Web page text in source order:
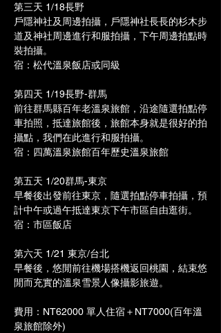
第三天 1/18長野
戶隱神社及周邊拍攝，戶隱神社長長的杉木步
道及神社周邊進行和服拍攝，下午周邊拍點時
裝拍攝。
宿：松代溫泉飯店或同級
第四天 1/19長野-群馬
前往群馬縣百年老溫泉旅館，沿途隨選拍點停
車拍照，抵達旅館後，旅館本身就是很好的拍
攝點，我們在此進行和服拍攝。
宿：四萬溫泉旅館百年歷史溫泉旅館
第五天 1/20群馬-東京
早餐後出發前往東京，隨選拍點停車拍攝，預
計中午或過午抵達東京下午市區自由逛街。
宿：市區飯店
第六天 1/21 東京/台北
早餐後，悠閒前往機場搭機返回桃園，結束悠
閒而充實的溫泉雪景人像攝影旅遊。
費用：NT62000 單人住宿＋NT7000(百年溫
泉旅館除外)